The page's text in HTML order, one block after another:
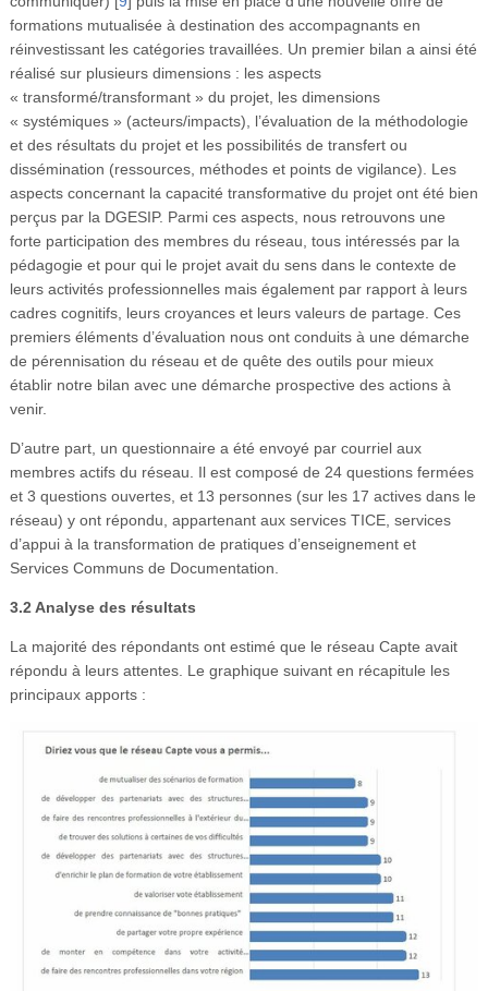
formations mutualisée à destination des accompagnants en
réinvestissant les catégories travaillées. Un premier bilan a ainsi été
réalisé sur plusieurs dimensions : les aspects
« transformé/transformant » du projet, les dimensions
« systémiques » (acteurs/impacts), l’évaluation de la méthodologie
et des résultats du projet et les possibilités de transfert ou
dissémination (ressources, méthodes et points de vigilance). Les
aspects concernant la capacité transformative du projet ont été bien
perçus par la DGESIP. Parmi ces aspects, nous retrouvons une
forte participation des membres du réseau, tous intéressés par la
pédagogie et pour qui le projet avait du sens dans le contexte de
leurs activités professionnelles mais également par rapport à leurs
cadres cognitifs, leurs croyances et leurs valeurs de partage. Ces
premiers éléments d’évaluation nous ont conduits à une démarche
de pérennisation du réseau et de quête des outils pour mieux
établir notre bilan avec une démarche prospective des actions à
venir.
D’autre part, un questionnaire a été envoyé par courriel aux
membres actifs du réseau. Il est composé de 24 questions fermées
et 3 questions ouvertes, et 13 personnes (sur les 17 actives dans le
réseau) y ont répondu, appartenant aux services TICE, services
d’appui à la transformation de pratiques d’enseignement et
Services Communs de Documentation.
3.2 Analyse des résultats
La majorité des répondants ont estimé que le réseau Capte avait
répondu à leurs attentes. Le graphique suivant en récapitule les
principaux apports :